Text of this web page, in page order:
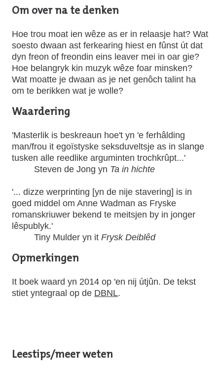
Om over na te denken
Hoe trou moat ien wêze as er in relaasje hat? Wat
soesto dwaan ast ferkearing hiest en fûnst út dat
dyn freon of freondin eins leaver mei in oar gie?
Hoe belangryk kin muzyk wêze foar minsken?
Wat moatte je dwaan as je net genôch talint ha
om te berikken wat je wolle?
Waardering
'Masterlik is beskreaun hoe't yn 'e ferhâlding
man/frou it egoïstyske seksduveltsje as in slange
tusken alle reedlike arguminten trochkrûpt...'
Steven de Jong yn Ta in hichte
'... dizze werprinting [yn de nije stavering] is in
goed middel om Anne Wadman as Fryske
romanskriuwer bekend te meitsjen by in jonger
lêspublyk.'
Tiny Mulder yn it Frysk Deiblêd
Opmerkingen
It boek waard yn 2014 op 'en nij útjûn. De tekst
stiet yntegraal op de DBNL.
Leestips/meer weten